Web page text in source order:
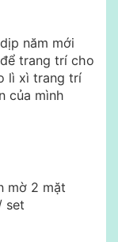
năm mới
trang trí cho
lì xì trang trí
của mình
mờ 2 mặt
set